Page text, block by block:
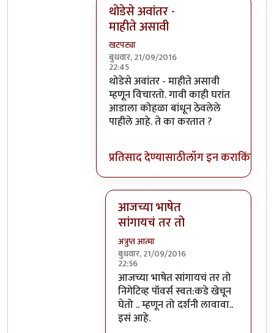
थोडेसे अवांतर -
माहीते असावी
खटपट्या
बुधवार, 21/09/2016
22:45
In reply toहे स्वमतीमंदत्व आहे असे आता
थोडेसे अवांतर - माहीते असावी
म्हणून विचारतो. गावी काही घरांत
आडाला कोहळा बांधून ठेवलेले
पाहीले आहे. ते का करतात ?
प्रतिसाद देण्यासाठीलॉग इन कराकिंवा
आजच्या भाषेत
सांगायचं तर तो
अत्रुप्त आत्मा
बुधवार, 21/09/2016
22:56
In reply toथोडेसे अवांतर - माहीते
आजच्या भाषेत सांगायचं तर तो
निगेटिव्ह पॉवर्स स्वत:कडे खेचून
घेतो .. म्हणून तो दर्शनी लावावा..
इसं आहे.